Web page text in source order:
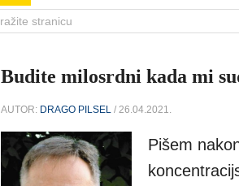
Budite milosrdni kada mi
AUTOR: DRAGO PILSEL / 26.04.2021.
Pišem